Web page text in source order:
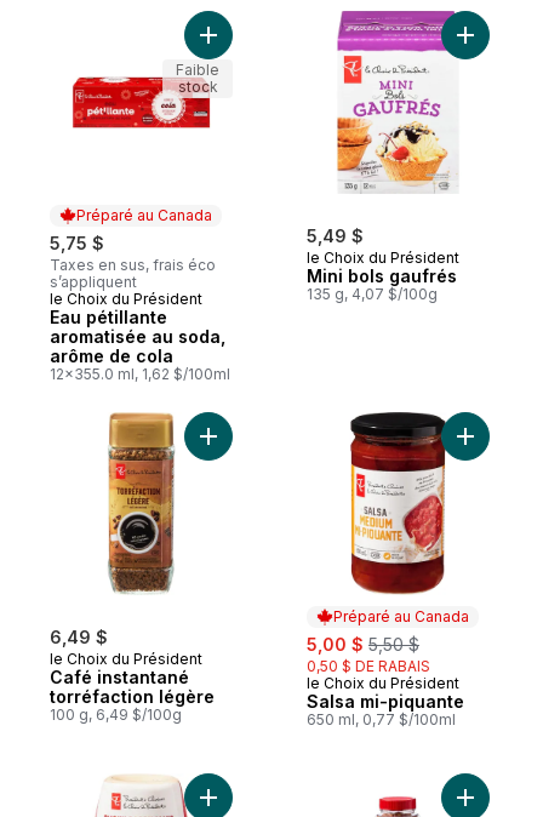
Préparé au Canada
5,75 $
Taxes en sus, frais éco
s’appliquent
Préparé au Canada
le Choix du Président
Eau pétillante
aromatisée au soda,
arôme de cola
12x355.0 ml, 1,62 $/100ml
Ajouter Eau pétillante aromatisée au
Faible
stock
5,49 $
le Choix du Président
Mini bols gaufrés
135 g, 4,07 $/100g
Ajouter
6,49 $
le Choix du Président
Café instantané
torréfaction légère
100 g, 6,49 $/100g
Ajouter Café instantané torréfaction
Préparé au Canada
sale:
5,00 $ , formerly:
5,50 $
0,50 $ DE RABAIS
Préparé au Canada
le Choix du Président
Salsa mi-piquante
650 ml, 0,77 $/100ml
Ajouter
Ajouter Tartinade pour sandwich, mayo
Ajouter